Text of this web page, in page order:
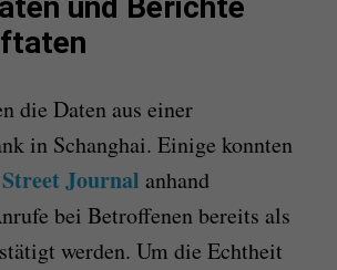
und Berichte
die Daten aus einer
in Schanghai. Einige konnten
Journal anhand
bei Betroffenen bereits als
werden. Um die Echtheit